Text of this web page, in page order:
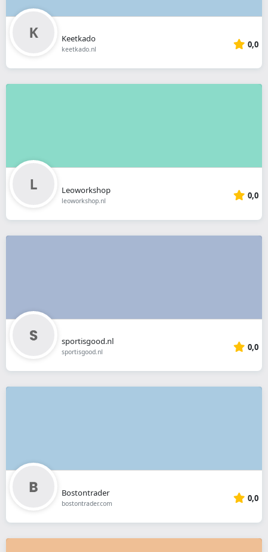
Keetkado
keetkado.nl 0,0
Leoworkshop
leoworkshop.nl 0,0
sportisgood.nl
sportisgood.nl 0,0
Bostontrader
bostontrader.com 0,0